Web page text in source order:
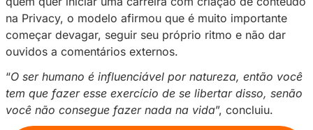
Jesus adicionou que seu principal objetivo na
usar toda a experiência que ele adquiriu